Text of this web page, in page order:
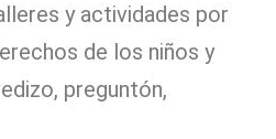
y actividades por
de los niños y
preguntón,